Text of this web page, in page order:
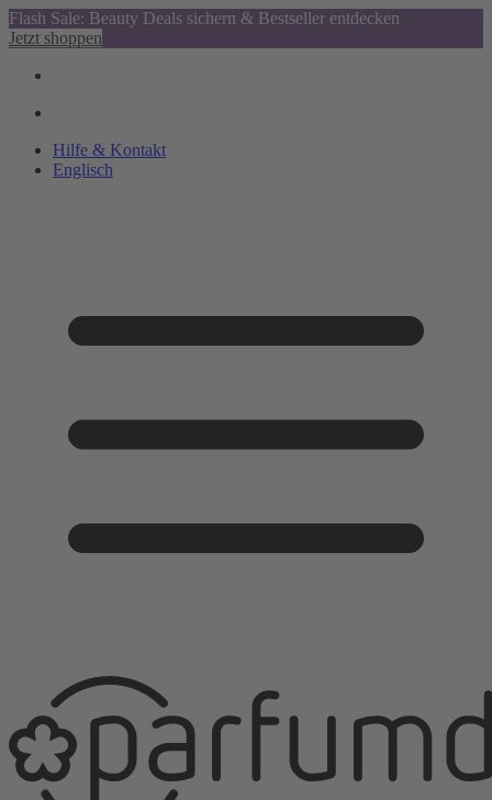
Flash Sale: Beauty Deals sichern & Bestseller entdecken
Jetzt shoppen
Hilfe & Kontakt
Englisch